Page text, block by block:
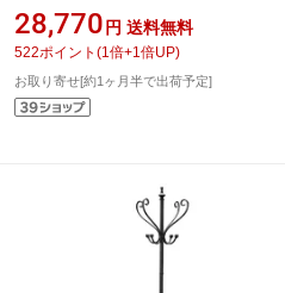
ン
28,770 円 送料無料
522ポイント (1 倍+1 倍UP)
お取り寄せ[約1ヶ月半で出荷予定]